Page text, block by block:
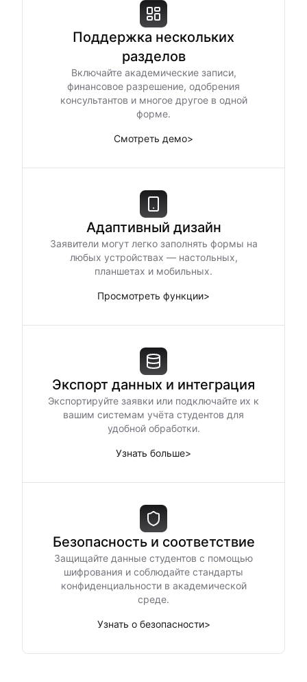
Поддержка нескольких
разделов
Включайте академические записи,
финансовое разрешение, одобрения
консультантов и многое другое в одной
форме.
Смотреть демо>
Адаптивный дизайн
Заявители могут легко заполнять формы на
любых устройствах — настольных,
планшетах и мобильных.
Просмотреть функции>
Экспорт данных и интеграция
Экспортируйте заявки или подключайте их к
вашим системам учёта студентов для
удобной обработки.
Узнать больше>
Безопасность и соответствие
Защищайте данные студентов с помощью
шифрования и соблюдайте стандарты
конфиденциальности в академической
среде.
Узнать о безопасности>